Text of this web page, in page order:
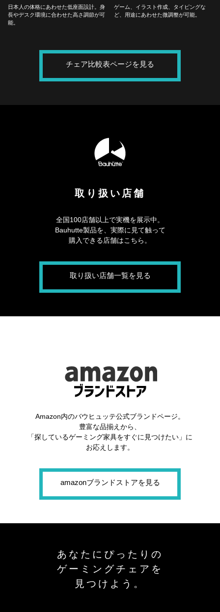
日本人の体格にあわせた低座面設計。身
長やデスク環境に合わせた高さ調節が可
能。
ゲーム、イラスト作成、タイピングな
ど、用途にあわせた微調整が可能。
チェア比較表ページを見る
取り扱い店舗
全国100店舗以上で実機を展示中。
Bauhutte製品を、実際に見て触って
購入できる店舗はこちら。
取り扱い店舗一覧を見る
Amazon内のバウヒュッテ公式ブランドページ。
豊富な品揃えから、
「探しているゲーミング家具をすぐに見つけたい」に
お応えします。
amazonブランドストアを見る
あなたにぴったりの
ゲーミングチェアを
見つけよう。